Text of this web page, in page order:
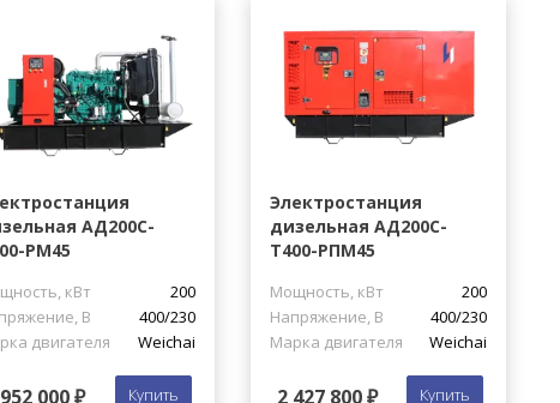
АД200С-
РМ45
кВт
200
В
400/230
двигателя
Weichai
000 ₽ Купить
Электростанция
дизельная АД200С-
Т400-РПМ45
Мощность, кВт
200
Напряжение, В
400/230
Марка двигателя
Weichai
2 427 800 ₽ Купить